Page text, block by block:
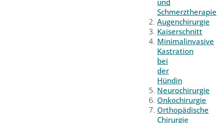
und
Schmerztherapie
Augenchirurgie
Kaiserschnitt
Minimalinvasive
Kastration
bei
der
Hündin
Neurochirurgie
Onkochirurgie
Orthopädische
Chirurgie